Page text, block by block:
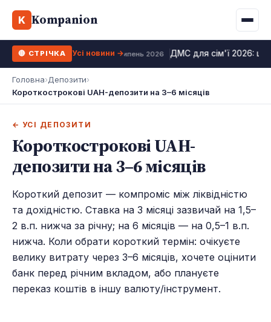
K Kompanion
Калькулятор МФО
Усі 10 МФО →
Життя
Усі види
WhiteBIT
Kuna
Bybit
OKX
Усі 10 бірж →
Іпотека
Депозит
Рефінансування
ФОП податки
🔴 СТРІЧКА 24 липень 2026 ДМС для сім'ї 2026:
Усі новини →
Головна›Депозити›
Короткострокові UAH-депозити на 3–6 місяців
← УСІ ДЕПОЗИТИ
Короткострокові UAH-
депозити на 3–6 місяців
Короткий депозит — компроміс між ліквідністю
та дохідністю. Ставка на 3 місяці зазвичай на 1,5–
2 в.п. нижча за річну; на 6 місяців — на 0,5–1 в.п.
нижча. Коли обрати короткий термін: очікуєте
велику витрату через 3–6 місяців, хочете оцінити
банк перед річним вкладом, або плануєте
переказ коштів в іншу валюту/інструмент.